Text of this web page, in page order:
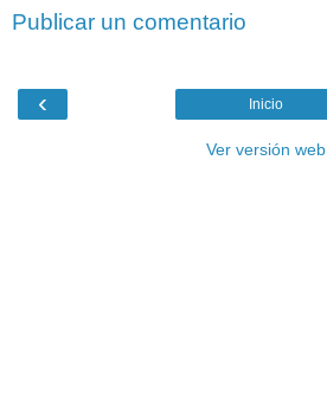
Publicar un comentario
‹ Inicio
Ver versión web